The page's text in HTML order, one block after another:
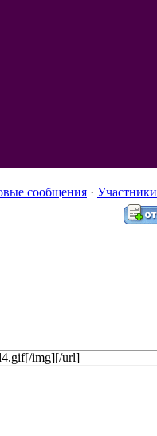
сообщения · Участники
img][/url]